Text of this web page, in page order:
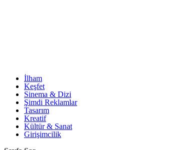
İlham
Keşfet
Sinema & Dizi
Şimdi Reklamlar
Tasarım
Kreatif
Kültür & Sanat
Girişimcilik